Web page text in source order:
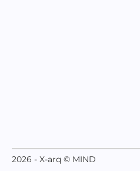
2026 - X-arq © MIND